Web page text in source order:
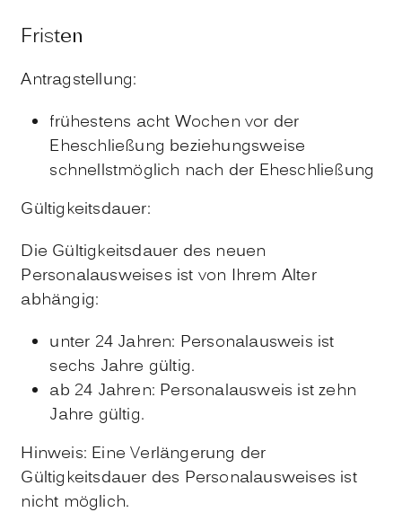
Fristen
Antragstellung:
frühestens acht Wochen vor der
Eheschließung beziehungsweise
schnellstmöglich nach der Eheschließung
Gültigkeitsdauer:
Die Gültigkeitsdauer des neuen
Personalausweises ist von Ihrem Alter
abhängig:
unter 24 Jahren: Personalausweis ist
sechs Jahre gültig.
ab 24 Jahren: Personalausweis ist zehn
Jahre gültig.
Hinweis: Eine Verlängerung der
Gültigkeitsdauer des Personalausweises ist
nicht möglich.